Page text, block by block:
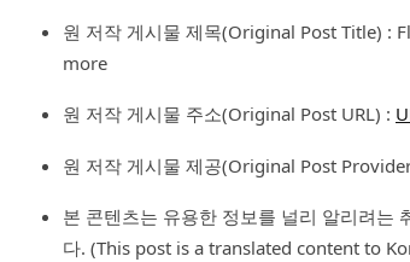
원 저작 게시물 제목(Original Post Title) :
more
원 저작 게시물 주소(Original Post URL) :
원 저작 게시물 제공(Original Post
본 콘텐츠는 유용한 정보를 널리 알리려는
다. (This post is a translated content to